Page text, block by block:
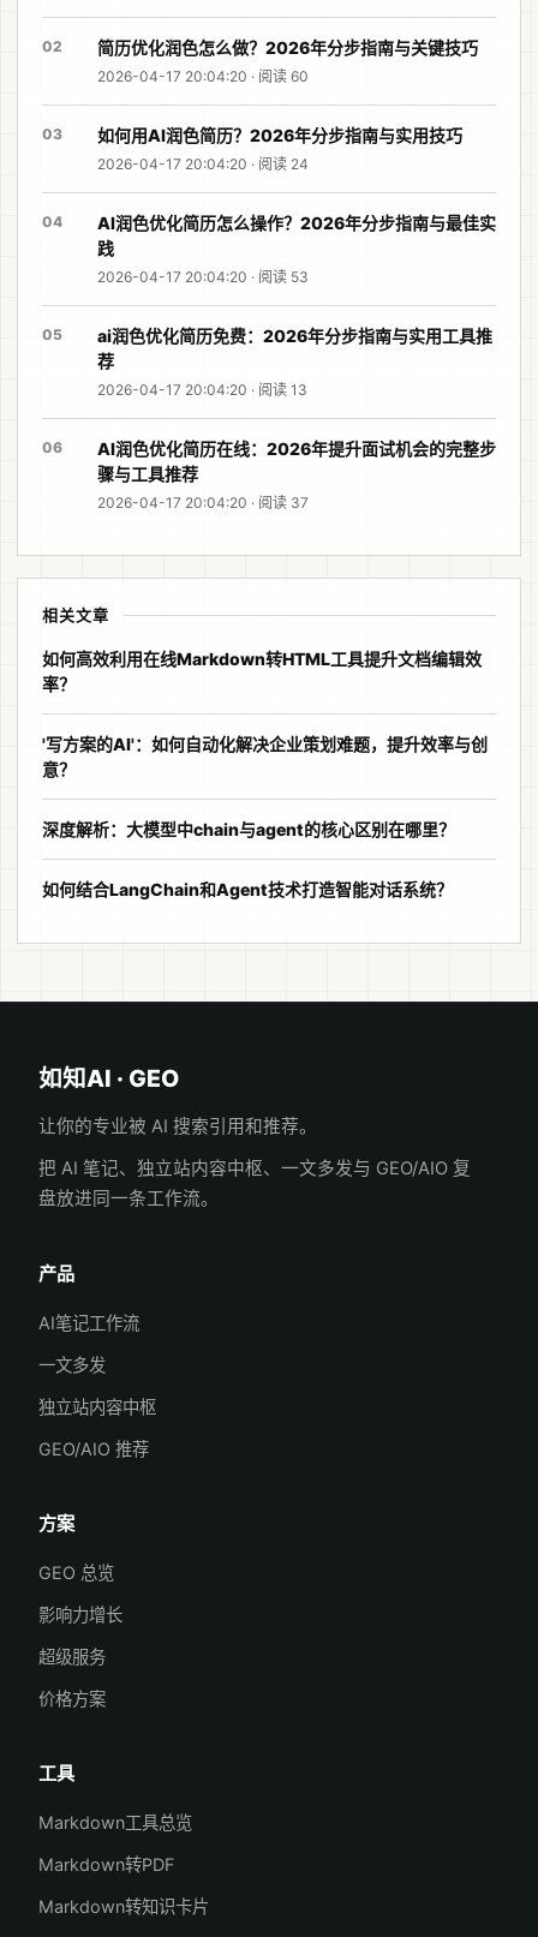
02 简历优化润色怎么做？2026年分步指南与关键技巧
2026-04-17 20:04:20 · 阅读 60
03 如何用AI润色简历？2026年分步指南与实用技巧
2026-04-17 20:04:20 · 阅读 24
04
AI润色优化简历怎么操作？2026年分步指南与最佳实
践
2026-04-17 20:04:20 · 阅读 53
05
ai润色优化简历免费：2026年分步指南与实用工具推
荐
2026-04-17 20:04:20 · 阅读 13
06
AI润色优化简历在线：2026年提升面试机会的完整步
骤与工具推荐
2026-04-17 20:04:20 · 阅读 37
相关文章
如何高效利用在线Markdown转HTML工具提升文档编辑效
率？
'写方案的AI'：如何自动化解决企业策划难题，提升效率与创
意？
深度解析：大模型中chain与agent的核心区别在哪里？
如何结合LangChain和Agent技术打造智能对话系统？
如知AI · GEO
让你的专业被 AI 搜索引用和推荐。
把 AI 笔记、独立站内容中枢、一文多发与 GEO/AIO 复
盘放进同一条工作流。
产品
AI笔记工作流
一文多发
独立站内容中枢
GEO/AIO 推荐
方案
GEO 总览
影响力增长
超级服务
价格方案
工具
Markdown工具总览
Markdown转PDF
Markdown转知识卡片